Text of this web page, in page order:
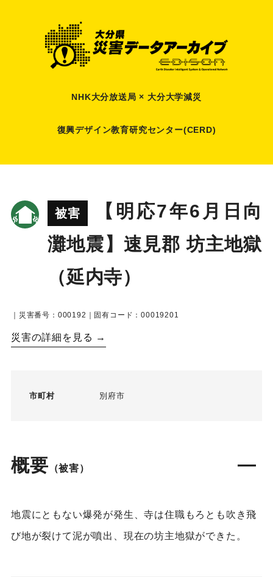
NHK大分放送局 × 大分大学減災
復興デザイン教育研究センター(CERD)
被害
【明応7年6月日向
灘地震】速見郡 坊主地獄
（延内寺）
｜災害番号：000192｜固有コード：00019201
災害の詳細を見る →
市町村 別府市
概要 （被害）
地震にともない爆発が発生、寺は住職もろとも吹き飛
び地が裂けて泥が噴出、現在の坊主地獄ができた。